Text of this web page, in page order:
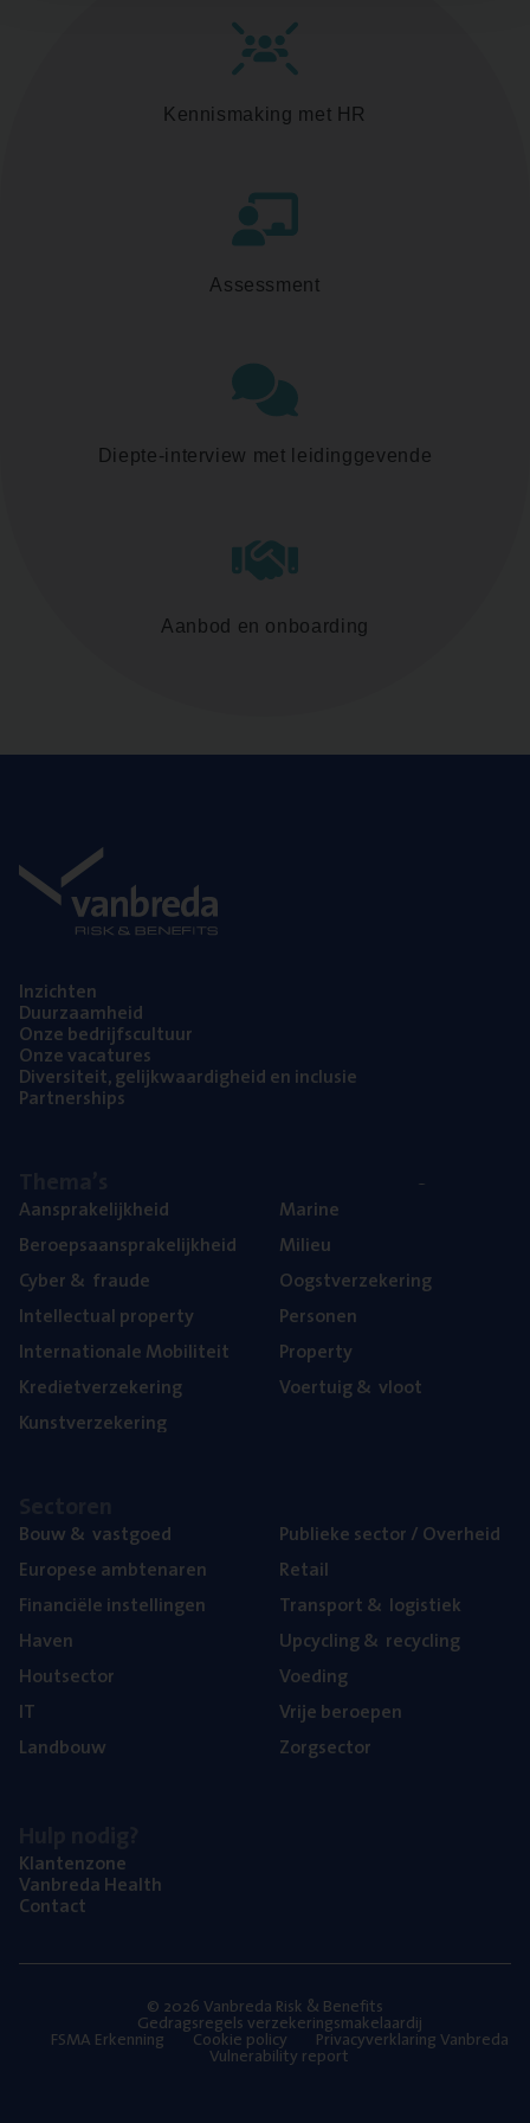
Kennismaking met HR
Assessment
Diepte-interview met leidinggevende
Aanbod en onboarding
Inzich­ten
Duur­zaam­heid
Onze bedrijfs­cul­tuur
Onze vaca­tu­res
Diver­si­teit, gelijk­waar­dig­heid en inclusie
Part­ner­ships
Aan­spra­ke­lijk­heid
Beroeps­aan­spra­ke­lijk­heid
Cyber& fraude
Intel­lec­tu­al property
Inter­na­ti­o­na­le Mobiliteit
Kre­diet­ver­ze­ke­ring
Kunst­ver­ze­ke­ring
Mari­ne
Mili­eu
Oogst­ver­ze­ke­ring
Per­so­nen
Pro­per­ty
Voer­tuig& vloot
Bouw& vastgoed
Euro­pe­se ambtenaren
Finan­ci­ë­le instellingen
Haven
Hout­sec­tor
IT
Land­bouw
Publie­ke sec­tor / Overheid
Retail
Trans­port& logistiek
Upcy­cling& recycling
Voe­ding
Vrije beroe­pen
Zorg­sec­tor
Klan­ten­zo­ne
Van­b­re­da Health
Con­tact
© 2026 Vanbreda Risk & Benefits
Gedragsregels verzekeringsmakelaardij
FSMA Erkenning Cookie policy Privacyverklaring Vanbreda
Vulnerability report